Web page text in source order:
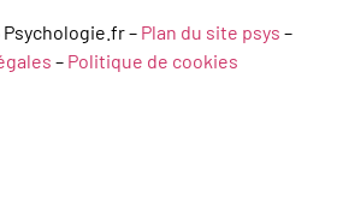
– Plan du site psys –
– Politique de cookies